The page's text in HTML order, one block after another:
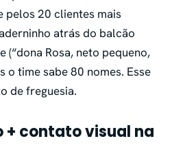
20 clientes mais
atrás do balcão
(“dona Rosa, neto pequeno,
o time sabe 80 nomes. Esse
de freguesia.
+ contato visual na